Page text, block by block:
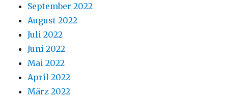
September 2022
August 2022
Juli 2022
Juni 2022
Mai 2022
April 2022
März 2022